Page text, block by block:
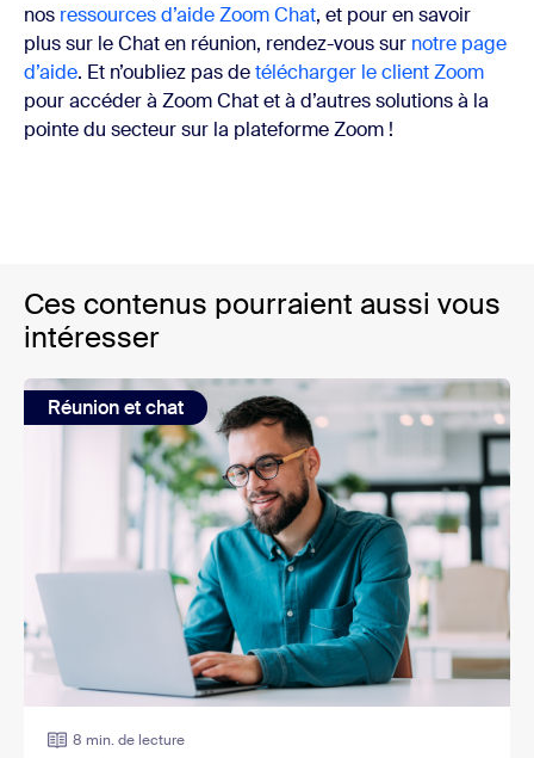
nos ressources d’aide Zoom Chat, et pour en savoir
plus sur le Chat en réunion, rendez-vous sur notre page
d’aide. Et n’oubliez pas detélécharger le client Zoom
pour accéder à Zoom Chat et à d’autres solutions à la
pointe du secteur sur la plateforme Zoom !
Ces contenus pourraient aussi vous
intéresser
Réunion et chat
8 min. de lecture